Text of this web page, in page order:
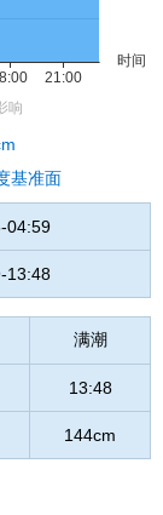
基准面
04:59
13:48
满潮
13:48
144cm